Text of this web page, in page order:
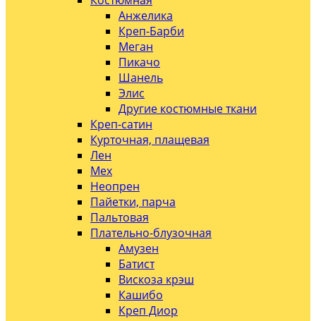
Анжелика
Креп-Барби
Меган
Пикачо
Шанель
Элис
Другие костюмные ткани
Креп-сатин
Курточная, плащевая
Лен
Мех
Неопрен
Пайетки, парча
Пальтовая
Плательно-блузочная
Амузен
Батист
Вискоза крэш
Кашибо
Креп Диор